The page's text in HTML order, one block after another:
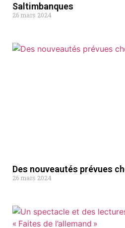
Saltimbanques
26 mars 2024
Des nouveautés prévues
26 mars 2024